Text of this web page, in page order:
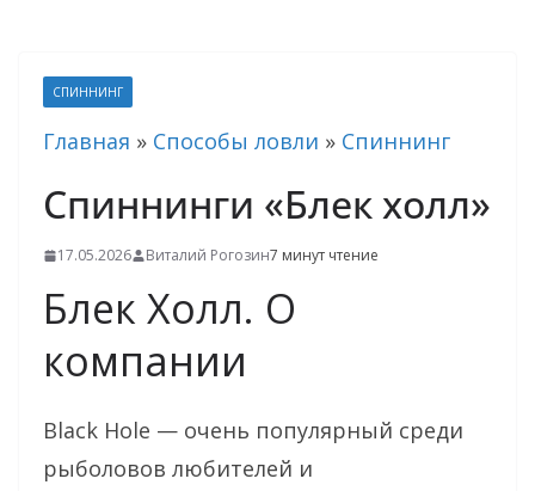
СПИННИНГ
Главная » Способы ловли » Спиннинг
Спиннинги «Блек холл»
17.05.2026 Виталий Рогозин7 минут чтение
Блек Холл. О
компании
Black Hole — очень популярный среди
рыболовов любителей и